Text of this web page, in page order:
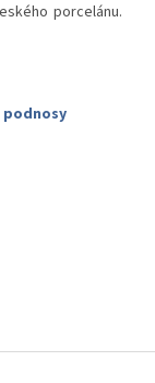
porcelánu.
podnosy